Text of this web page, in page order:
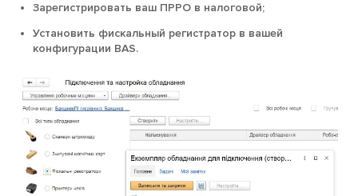
Зарегистрировать ваш ПРРО в налоговой;
Установить фискальный регистратор в вашей
конфигурации BAS.